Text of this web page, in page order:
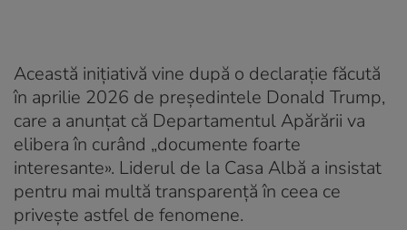
Această inițiativă vine după o declarație făcută
în aprilie 2026 de președintele Donald Trump,
care a anunțat că Departamentul Apărării va
elibera în curând „documente foarte
interesante». Liderul de la Casa Albă a insistat
pentru mai multă transparență în ceea ce
privește astfel de fenomene.